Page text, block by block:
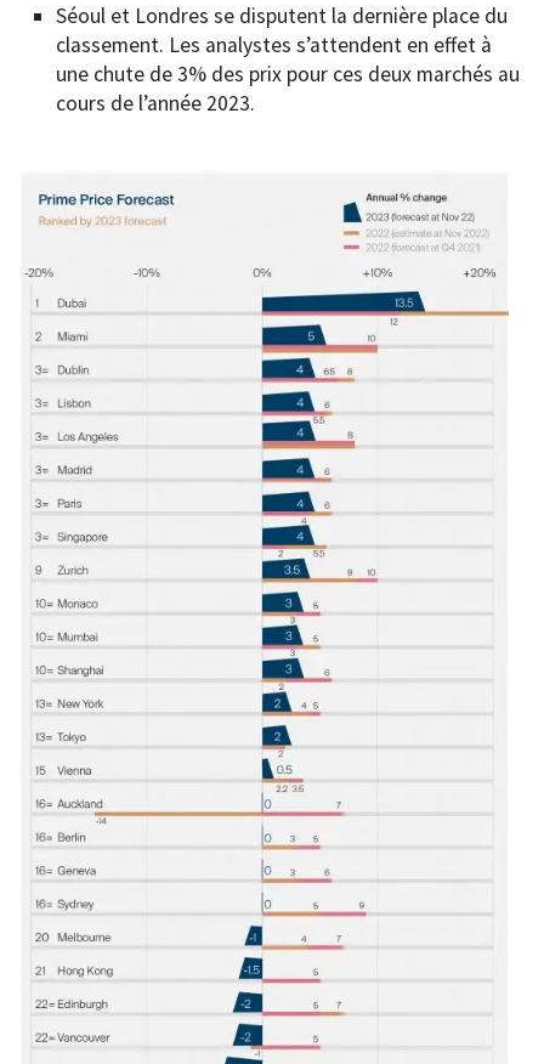
Séoul et Londres se disputent la dernière place du
classement. Les analystes s’attendent en effet à
une chute de 3% des prix pour ces deux marchés au
cours de l’année 2023.